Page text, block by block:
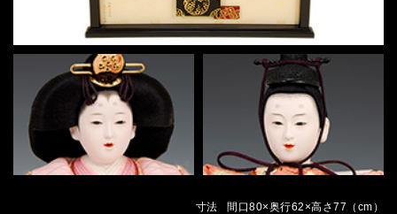
寸法 間口80×奥行62×高さ77（cm）